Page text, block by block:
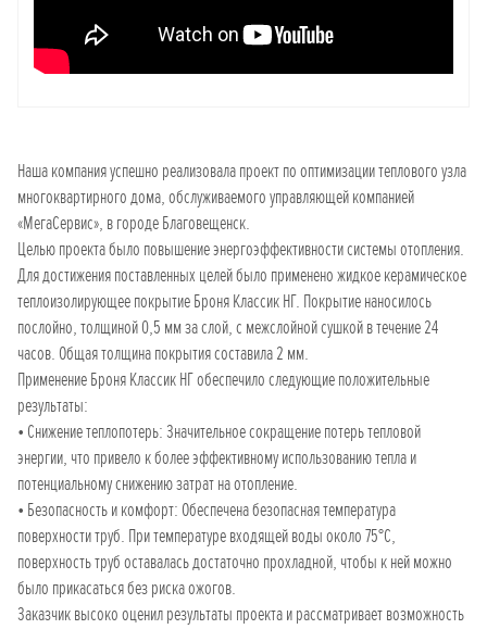
Наша компания успешно реализовала проект по оптимизации теплового узла
многоквартирного дома, обслуживаемого управляющей компанией
«МегаСервис», в городе Благовещенск.
Целью проекта было повышение энергоэффективности системы отопления.
Для достижения поставленных целей было применено жидкое керамическое
теплоизолирующее покрытие Броня Классик НГ. Покрытие наносилось
послойно, толщиной 0,5 мм за слой, с межслойной сушкой в течение 24
часов. Общая толщина покрытия составила 2 мм.
Применение Броня Классик НГ обеспечило следующие положительные
результаты:
• Снижение теплопотерь: Значительное сокращение потерь тепловой
энергии, что привело к более эффективному использованию тепла и
потенциальному снижению затрат на отопление.
• Безопасность и комфорт: Обеспечена безопасная температура
поверхности труб. При температуре входящей воды около 75°C,
поверхность труб оставалась достаточно прохладной, чтобы к ней можно
было прикасаться без риска ожогов.
Заказчик высоко оценил результаты проекта и рассматривает возможность